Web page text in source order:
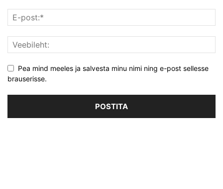
Pea mind meeles ja salvesta minu nimi ning e-post sellesse
brauserisse.